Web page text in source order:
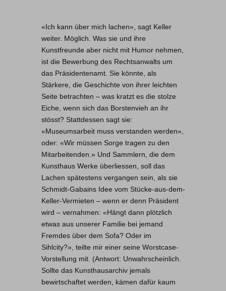
«Ich kann über mich lachen», sagt Keller
weiter. Möglich. Was sie und ihre
Kunstfreunde aber nicht mit Humor nehmen,
ist die Bewerbung des Rechtsanwalts um
das Präsidentenamt. Sie könnte, als
Stärkere, die Geschichte von ihrer leichten
Seite betrachten – was kratzt es die stolze
Eiche, wenn sich das Borstenvieh an ihr
stösst? Stattdessen sagt sie:
«Museumsarbeit muss verstanden werden»,
oder: «Wir müssen Sorge tragen zu den
Mitarbeitenden.» Und Sammlern, die dem
Kunsthaus Werke überliessen, soll das
Lachen spätestens vergangen sein, als sie
Schmidt-Gabains Idee vom Stücke-aus-dem-
Keller-Vermieten – wenn er denn Präsident
wird – vernahmen: «Hängt dann plötzlich
etwas aus unserer Familie bei jemand
Fremdes über dem Sofa? Oder im
Sihlcity?», teilte mir einer seine Worstcase-
Vorstellung mit. (Antwort: Unwahrscheinlich.
Sollte das Kunsthausarchiv jemals
bewirtschaftet werden, kämen dafür kaum